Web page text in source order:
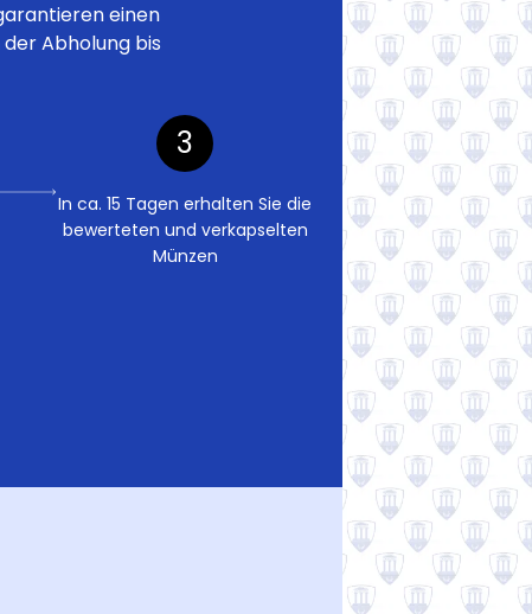
einen
Abholung bis
3
In ca. 15 Tagen erhalten Sie die
bewerteten und verkapselten
Münzen